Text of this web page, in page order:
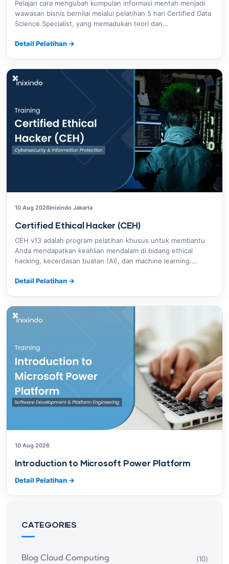
Pelajari cara mengubah kumpulan informasi mentah menjadi
wawasan bisnis bernilai melalui pelatihan 5 hari Certified Data
Science Specialist, yang memadukan teori dan…
Detail Pelatihan →
10 Aug 2026Inixindo Jakarta
Certified Ethical Hacker (CEH)
CEH v13 adalah program pelatihan khusus untuk membantu
Anda mendapatkan keahlian mendalam di bidang ethical
hacking, kecerdasan buatan (AI), dan machine learning.…
Detail Pelatihan →
10 Aug 2026
Introduction to Microsoft Power Platform
Detail Pelatihan →
CATEGORIES
Blog Cloud Computing (10)